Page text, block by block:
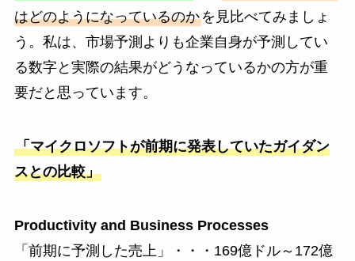
はどのようになっているのかを見比べてみましょ
う。私は、市場予測よりも企業自身が予測してい
る数字と実際の結果がどうなっているかの方が重
要だと思っています。
「マイクロソフトが前期に発表していたガイダン
スとの比較」
Productivity and Business Processes
「前期に予測した売上」・・・169億ドル～172億